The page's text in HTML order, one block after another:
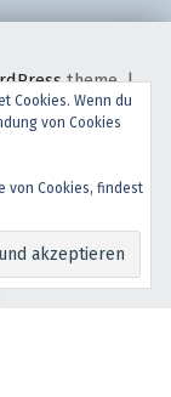
theme.|
Cookies. Wenn du
von Cookies
von Cookies, findest